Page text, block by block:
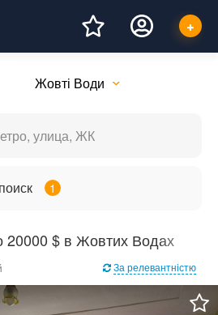
Жовті Води
1
20000 $ в Жовтих Водах
За релевантністю